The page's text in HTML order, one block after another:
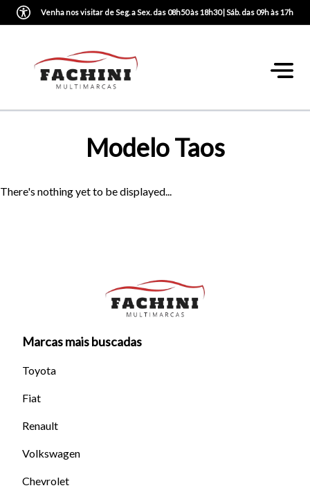
Para aumentar ou diminuir a fonte em nosso site, utilize os
atalhos Ctrl+ (para aumentar) e Ctrl- (para diminuir) no seu
Venha nos visitar de Seg. a Sex. das 08h50 às 18h30 | Sáb. das 09h às 17h
Modelo Taos
There's nothing yet to be displayed...
Marcas mais buscadas
Toyota
Fiat
Renault
Volkswagen
Chevrolet